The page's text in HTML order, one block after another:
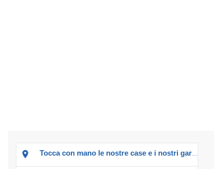
Tocca con mano le nostre case e i nostri garage!